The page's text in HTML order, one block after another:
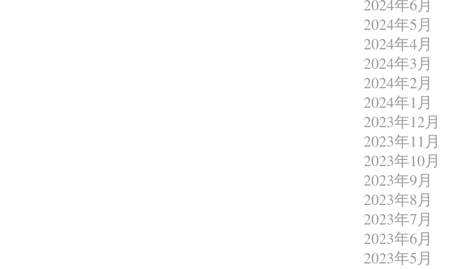
2024年6月
2024年5月
2024年4月
2024年3月
2024年2月
2024年1月
2023年12月
2023年11月
2023年10月
2023年9月
2023年8月
2023年7月
2023年6月
2023年5月